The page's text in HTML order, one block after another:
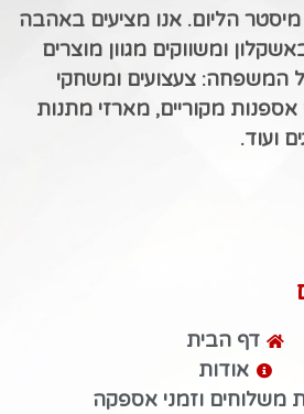
הליום. אנו מציעים באהבה
ומשווקים מגוון מוצרים
המשפחה: צעצועים ומשחקי
מקוריים, מארזי מתנות
ועוד.
דף הבית
אודות
משלוחים וזמני אספקה